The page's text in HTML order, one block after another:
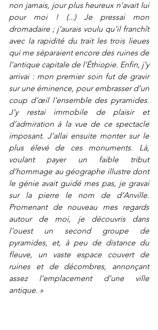
non jamais, jour plus heureux n’avait lui
pour moi ! (...) Je pressai mon
dromadaire ; j’aurais voulu qu’il franchît
avec la rapidité du trait les trois lieues
qui me séparaient encore des ruines de
l’antique capitale de l’Éthiopie. Enfin, j’y
arrivai : mon premier soin fut de gravir
sur une éminence, pour embrasser d’un
coup d’œil l’ensemble des pyramides.
J’y restai immobile de plaisir et
d’admiration à la vue de ce spectacle
imposant. J’allai ensuite monter sur le
plus élevé de ces monuments. Là,
voulant payer un faible tribut
d’hommage au géographe illustre dont
le génie avait guidé mes pas, je gravai
sur la pierre le nom de d’Anville.
Promenant de nouveau mes regards
autour de moi, je découvris dans
l’ouest un second groupe de
pyramides, et, à peu de distance du
fleuve, un vaste espace couvert de
ruines et de décombres, annonçant
assez l’emplacement d’une ville
antique. »